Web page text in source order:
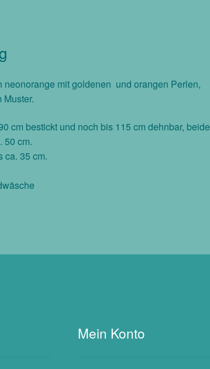
neonorange mit goldenen und orangen Perlen,
cm bestickt und noch bis 115 cm dehnbar, beide
50 cm.
ca. 35 cm.
Mein Konto